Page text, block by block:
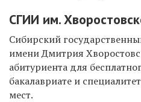
СГИИ им.
Сибирский
имени Дмитрия
абитуриента для
бакалавриате и
мест.